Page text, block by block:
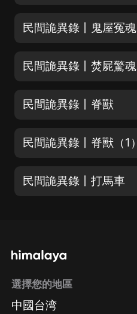
民間詭異錄丨鬼屋冤魂
民間詭異錄丨焚屍驚魂
民間詭異錄丨脊獸
民間詭異錄丨脊獸（1）
民間詭異錄丨打馬車
選擇您的地區
中國台湾